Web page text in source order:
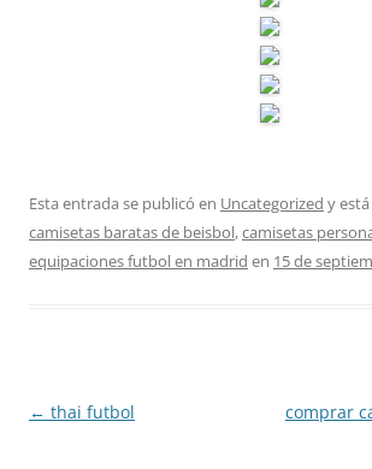
Esta entrada se publicó en Uncategorized y
camisetas baratas de beisbol,camisetas
equipaciones futbol en madrid en 15 de
Navegación
← thai futbol
comprar